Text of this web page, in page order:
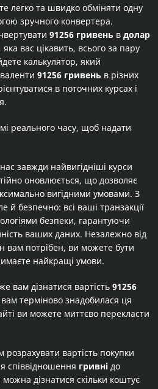
легко та швидко обміняти одну
зручного конвертера.
91256 гривень в долар
вас цікавить, всього за пару
калькулятор, який
91256 гривень в різних
в поточних курсах і
реального часу, щоб надати
завжди найвигідніші курси
оновлюється, що дозволяє
вигідними умовами. З
й безпечно: всі ваші транзакції
безпеки, гарантуючи
ваших даних. Незалежно від
вам потрібен, ви можете бути
найкращі умови.
вам дізнатися вартість 91256
терміново знадобилася ця
ви можете миттєво перекласти
вартість покупки
співвідношення гривні до
можна дізнатися скільки коштує